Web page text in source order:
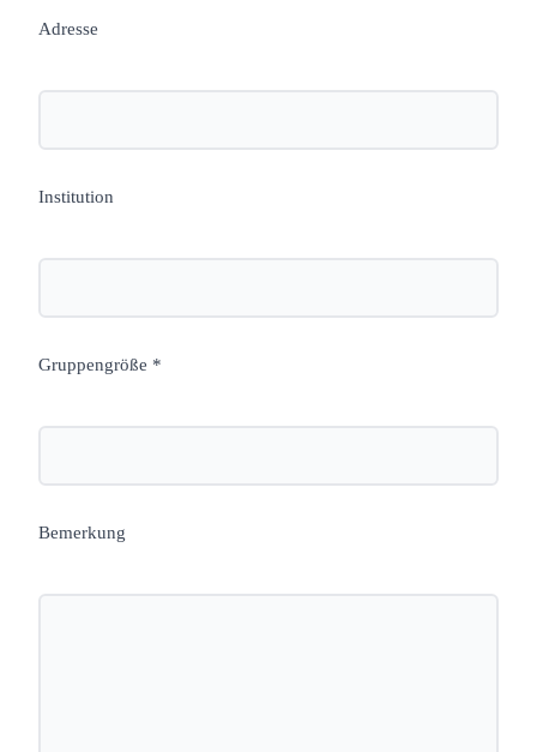
Adresse
Institution
Gruppengröße *
Bemerkung